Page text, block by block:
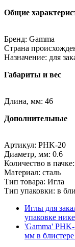
Общие
Бренд: Gamma
Страна
Назначение: для
Габариты и вес
Длина, мм: 46
Дополнительные
Артикул: PHK-20
Диаметр, мм: 0.6
Количество в
Материал: сталь
Тип товара: Игла
Тип упаковки: в
Иглы для
упаковке
'Gamma'
мм в